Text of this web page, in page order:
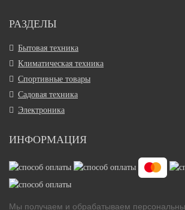
РАЗДЕЛЫ
Бытовая техника
Климатическая техника
Спортивные товары
Садовая техника
Электроника
ИНФОРМАЦИЯ
Мы получаем и обрабатываем